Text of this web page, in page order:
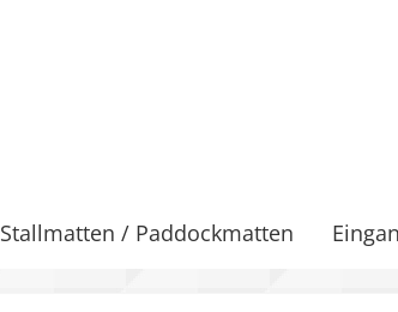
Stallmatten / Paddockmatten